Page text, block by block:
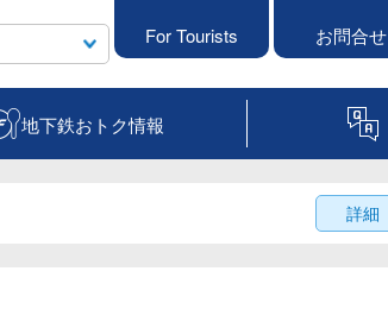
For Tourists お問合せ
地下鉄おトク情報
詳細